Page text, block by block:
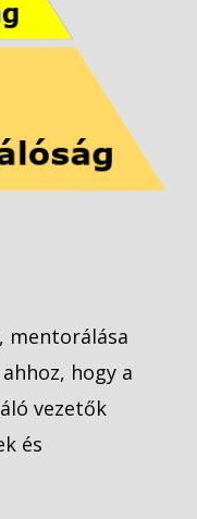
mentorálása
hogy a
vezetők
és